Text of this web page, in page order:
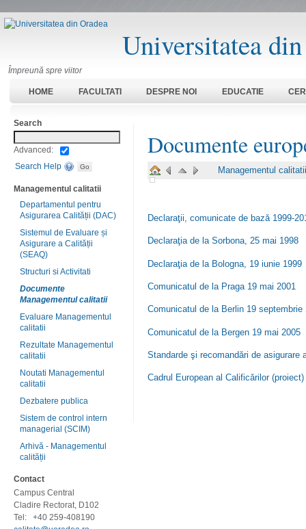
Universitatea
Împreună spre viitor
HOME FACULTATI DESPRE NOI EDUCATIE
Documente
Managementul
Declaraţii, comunicate de bază 1999-
Declaraţia de la Sorbona, 25 mai 1998
Declaraţia de la Bologna, 19 iunie 1999
Comunicatul de la Praga 19 mai 2001
Comunicatul de la Berlin 19 septembrie
Comunicatul de la Bergen 19 mai 2005
Standarde şi recomandări de
Cadrul European al Calificărilor (proiect)
Search
Advanced:
Search Help
Managementul calitatii
Departamentul pentru
Asigurarea Calității (DAC)
Sistemul de Evaluare și
Asigurare a Calității
(SEAQ)
Structuri si Activitati
Documente
Managementul calitatii
Evaluare Managementul
calitatii
Rezultate Managementul
calitatii
Noutati Managementul
calitatii
Dezbatere publica
Sistem de control intern
managerial (SCIM)
Arhivă - Managementul
calității
Contact
Campus Central
Cladire Rectorat, D102
Tel: +40 259-408190